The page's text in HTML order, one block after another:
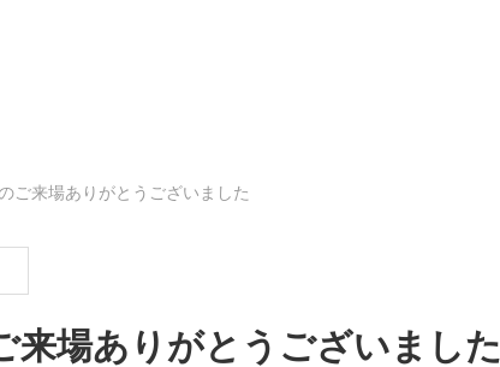
ご来場ありがとうございました
来場ありがとうございました